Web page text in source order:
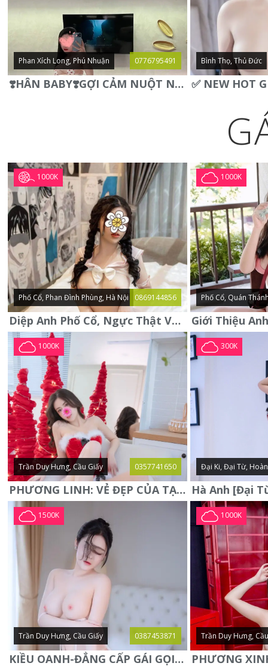
Phan Xích Long, Phú Nhuận 0776795491
❣️HÂN BABY❣️GỢI CẢM NUỘT NÀ DÁNG SON XINH XINH QUYẾN RŨ
Bình Thọ, Thủ Đức
1000K
Phố Cổ, Phan Đình Phùng, Hà Nội 0869144856
Diệp Anh Phố Cổ, Ngực Thật Vú To Thơm Tho Quyến Rũ
1000K
Phố Cổ, Quán
1000K
Trần Duy Hưng, Cầu Giấy 0357741650
PHƯƠNG LINH: VẺ ĐẸP CỦA TẠO HÓA, XINH ĐẸP, SEXY, QUYỄN RŨ
300K
Đại Ki, Đại Từ,
1500K
Trần Duy Hưng, Cầu Giấy 0387453871
KIỀU OANH-ĐẲNG CẤP GÁI GỌI XINH SANG-NGOAN NGOÃN
1000K
Trần Duy Hưng,